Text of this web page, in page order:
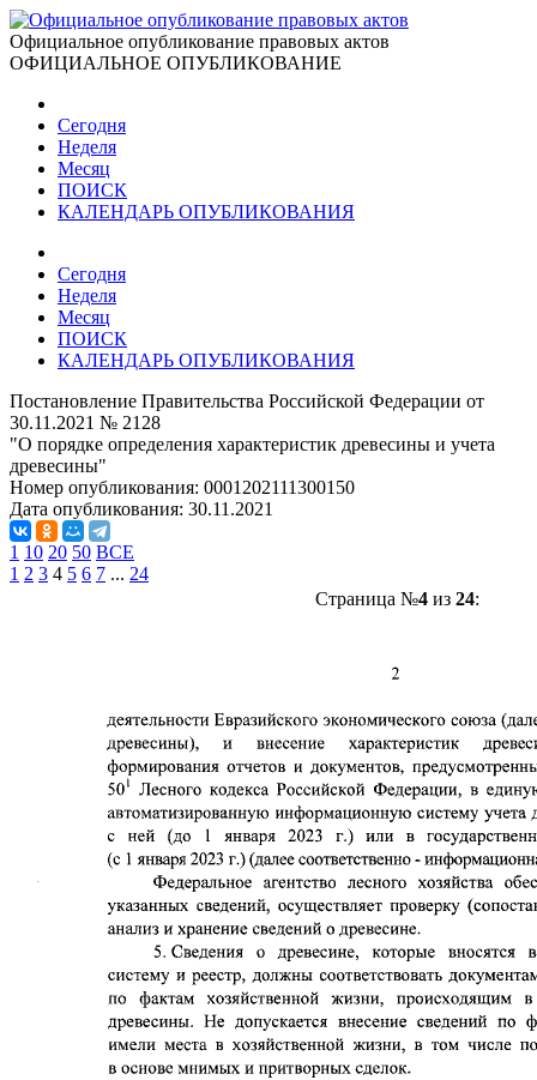
Официальное опубликование правовых актов
ОФИЦИАЛЬНОЕ ОПУБЛИКОВАНИЕ
Сегодня
Неделя
Месяц
ПОИСК
КАЛЕНДАРЬ ОПУБЛИКОВАНИЯ
Сегодня
Неделя
Месяц
ПОИСК
КАЛЕНДАРЬ ОПУБЛИКОВАНИЯ
Постановление Правительства Российской Федерации от
30.11.2021 № 2128
"О порядке определения характеристик древесины и учета
древесины"
Номер опубликования: 0001202111300150
Дата опубликования: 30.11.2021
1 10 20 50 ВСЕ
1 2 3 4 5 6 7 ... 24
Страница №4из 24: